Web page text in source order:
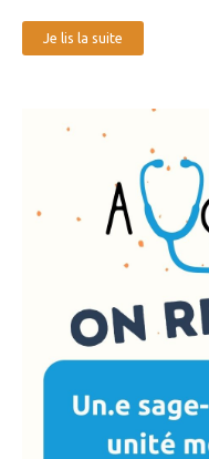
Je lis la suite